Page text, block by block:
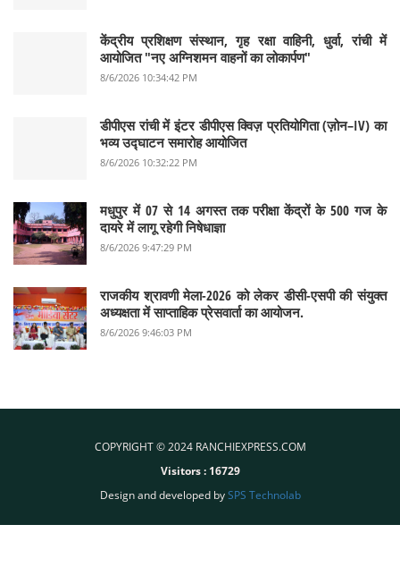
केंद्रीय प्रशिक्षण संस्थान, गृह रक्षा वाहिनी, धुर्वा, रांची में
आयोजित "नए अग्निशमन वाहनों का लोकार्पण"
8/6/2026 10:34:42 PM
डीपीएस रांची में इंटर डीपीएस क्विज़ प्रतियोगिता (ज़ोन–IV) का
भव्य उद्घाटन समारोह आयोजित
8/6/2026 10:32:22 PM
मधुपुर में 07 से 14 अगस्त तक परीक्षा केंद्रों के 500 गज के
दायरे में लागू रहेगी निषेधाज्ञा
8/6/2026 9:47:29 PM
राजकीय श्रावणी मेला-2026 को लेकर डीसी-एसपी की संयुक्त
अध्यक्षता में साप्ताहिक प्रेसवार्ता का आयोजन.
8/6/2026 9:46:03 PM
COPYRIGHT © 2024 RANCHIEXPRESS.COM
Visitors : 16729
Design and developed bySPS Technolab